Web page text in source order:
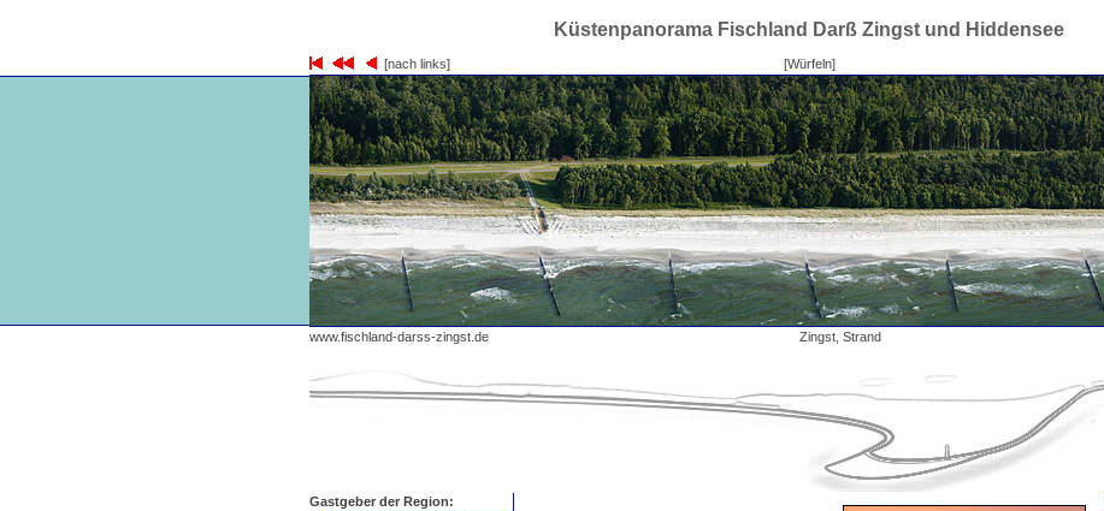
Küstenpanorama Fischland Darß Zingst und Hiddensee
[nach links] [Würfeln]
www.fischland-darss-zingst.de Zingst, Strand
Gastgeber der Region: